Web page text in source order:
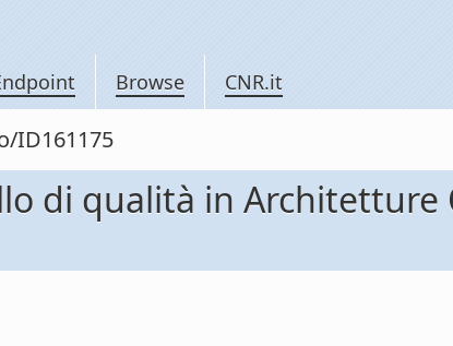
Browse CNR.it
ID161175
di qualità in Architetture